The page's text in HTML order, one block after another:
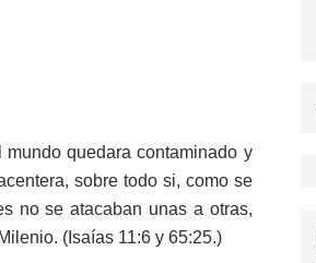
quedara contaminado y
sobre todo si, como se
no se atacaban unas a otras,
(Isaías 11:6 y 65:25.)